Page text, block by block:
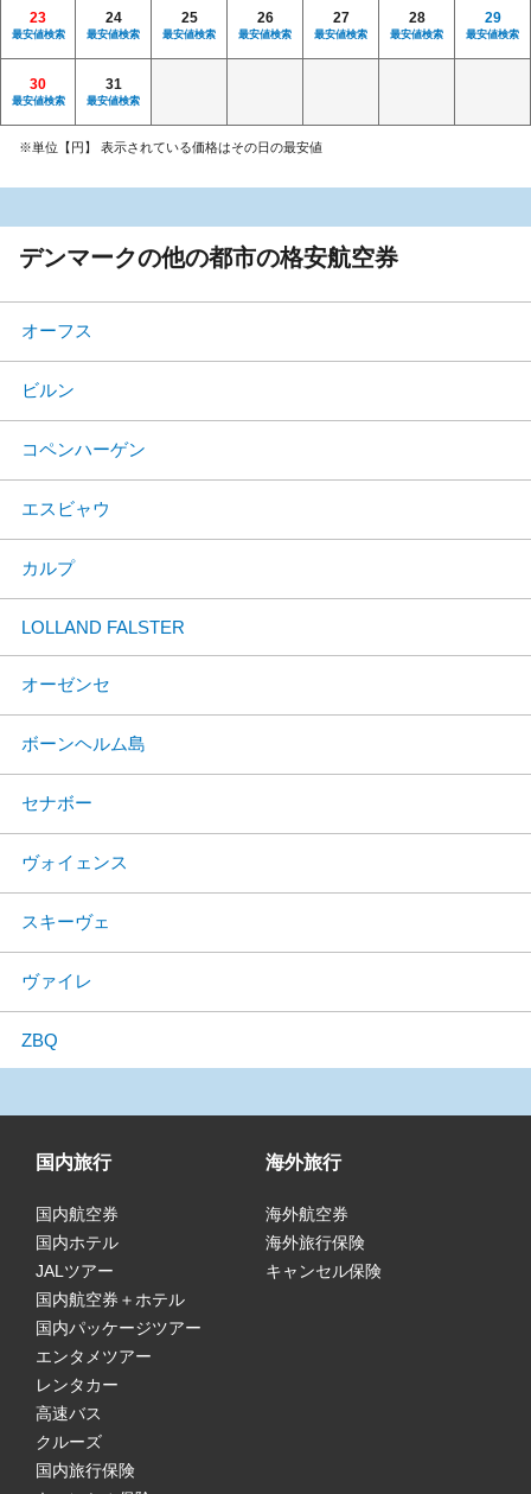
23
最安値検索
24
最安値検索
25
最安値検索
26
最安値検索
27
最安値検索
28
最安値検索
29
最安値検索
30
最安値検索
31
最安値検索
※単位【円】 表示されている価格はその日の最安値
デンマークの他の都市の格安航空券
オーフス
ビルン
コペンハーゲン
エスビャウ
カルプ
LOLLAND FALSTER
オーゼンセ
ボーンヘルム島
セナボー
ヴォイェンス
スキーヴェ
ヴァイレ
ZBQ
国内旅行
国内航空券
国内ホテル
JALツアー
国内航空券＋ホテル
国内パッケージツアー
エンタメツアー
レンタカー
高速バス
クルーズ
国内旅行保険
海外旅行
海外航空券
海外旅行保険
キャンセル保険